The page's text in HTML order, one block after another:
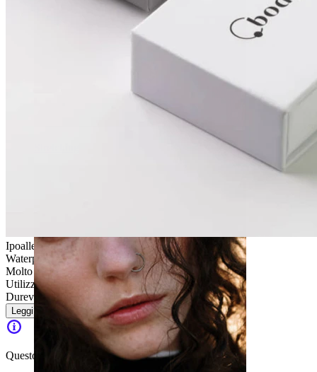
Ipoallergenico
Waterproof
Molto facile
Utilizzo moderato
Durevole
Leggi di più
Questo articolo non è più disponibile.